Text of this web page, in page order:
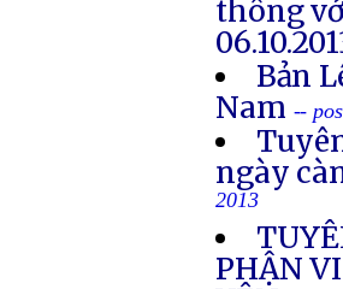
thông
Bản
Nam --
ngày
2013
PHẬN